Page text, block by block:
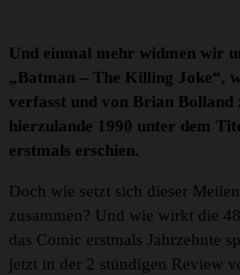
Und einmal mehr widmen wir
„Batman – The Killing Joke“,
verfasst und von Brian Bolland
hierzulande 1990 unter dem
erstmals erschien.
Doch wie setzt sich dieser
zusammen? Und wie wirkt die
das Comic erstmals Jahrzehnte
jetzt in der 2 stündigen Review